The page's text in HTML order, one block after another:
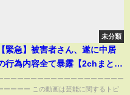
未分類
【緊急】被害者さん、遂に中居
行為内容全て暴露【2chまと
】【2chスレ】【5chスレ】
ーーーーーーーーーーーーーーーーーー
ーーーー この動画は芸能に関するトピ